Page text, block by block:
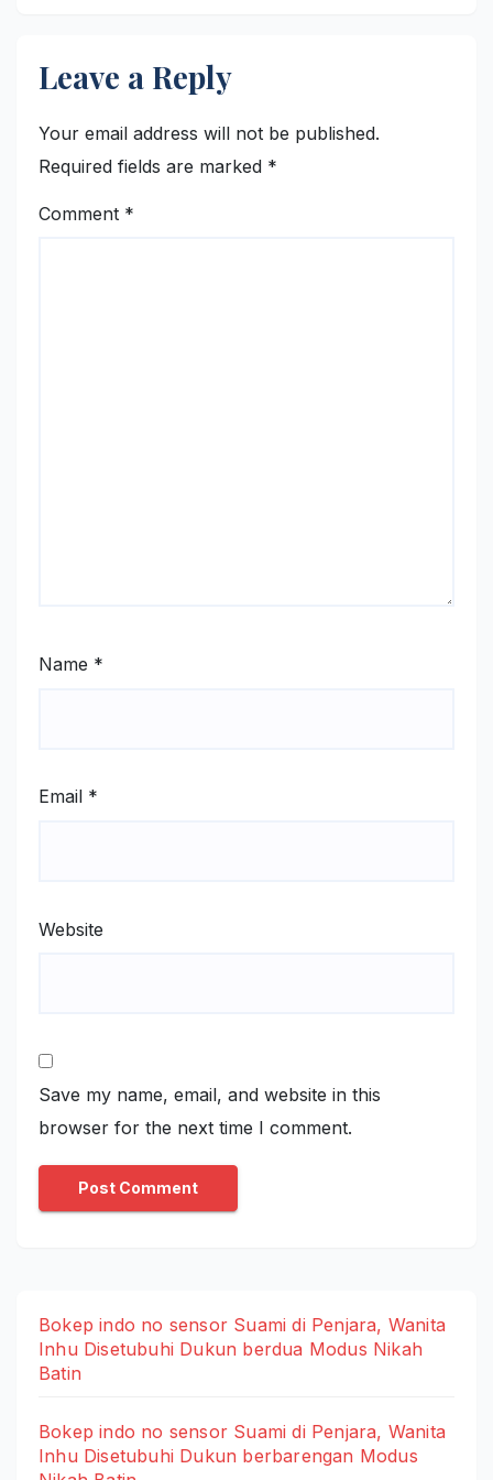
Leave a Reply
Your email address will not be published.
Required fields are marked *
Comment *
Name *
Email *
Website
Save my name, email, and website in this
browser for the next time I comment.
Bokep indo no sensor Suami di Penjara, Wanita
Inhu Disetubuhi Dukun berdua Modus Nikah
Batin
Bokep indo no sensor Suami di Penjara, Wanita
Inhu Disetubuhi Dukun berbarengan Modus